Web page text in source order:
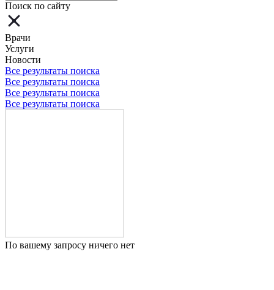
Поиск по сайту
Врачи
Услуги
Новости
Все результаты поиска
Все результаты поиска
Все результаты поиска
Все результаты поиска
По вашему запросу ничего нет